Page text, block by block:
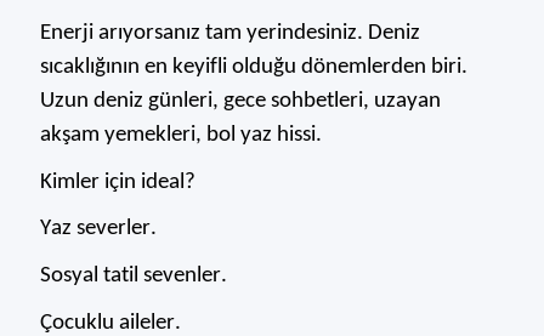
Enerji arıyorsanız tam yerindesiniz. Deniz
sıcaklığının en keyifli olduğu dönemlerden biri.
Uzun deniz günleri, gece sohbetleri, uzayan
akşam yemekleri, bol yaz hissi.
Kimler için ideal?
Yaz severler.
Sosyal tatil sevenler.
Çocuklu aileler.